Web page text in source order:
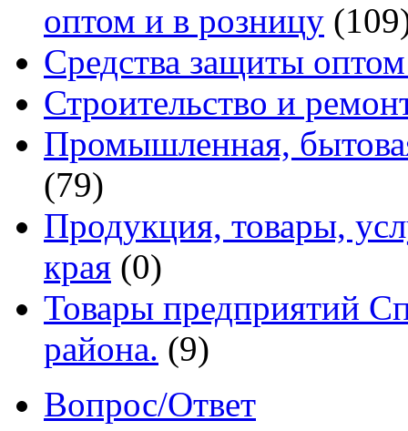
оптом и в розницу
Средства защиты
Строительство и
Промышленная,
(79)
Продукция, товары,
края (0)
Товары предприятий
района. (9)
Вопрос/Ответ